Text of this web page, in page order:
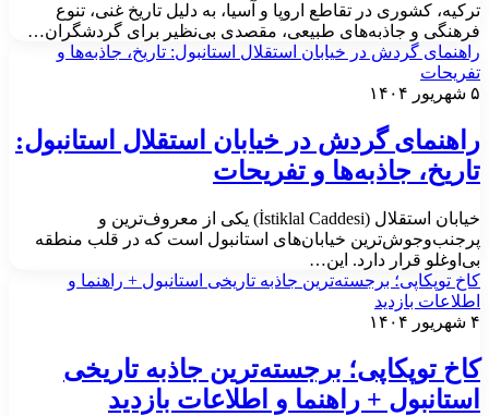
کشوری در تقاطع اروپا و آسیا، به دلیل تاریخ غنی، تنوع
و جاذبه‌های طبیعی، مقصدی بی‌نظیر برای گردشگران…
گردش در خیابان استقلال استانبول: تاریخ، جاذبه‌ها و
گردش در خیابان استقلال استانبول:
جاذبه‌ها و تفریحات
خیابان استقلال (İstiklal Caddesi) یکی از معروف‌ترین و
خیابان‌های استانبول است که در قلب منطقه
قرار دارد. این…
توپکاپی؛ برجسته‌ترین جاذبه‌ تاریخی استانبول +‌ راهنما و
بازدید
توپکاپی؛ برجسته‌ترین جاذبه‌ تاریخی
+‌ راهنما و اطلاعات بازدید